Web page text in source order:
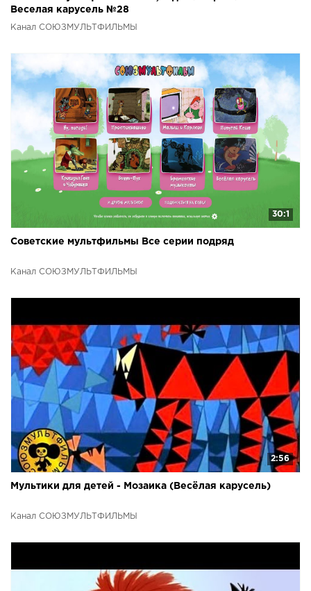
Веселая карусель №28
Канал СОЮЗМУЛЬТФИЛЬМЫ
30:1
Советские мультфильмы Все серии подряд
Канал СОЮЗМУЛЬТФИЛЬМЫ
2:56
Мультики для детей - Мозаика (Весёлая карусель)
Канал СОЮЗМУЛЬТФИЛЬМЫ